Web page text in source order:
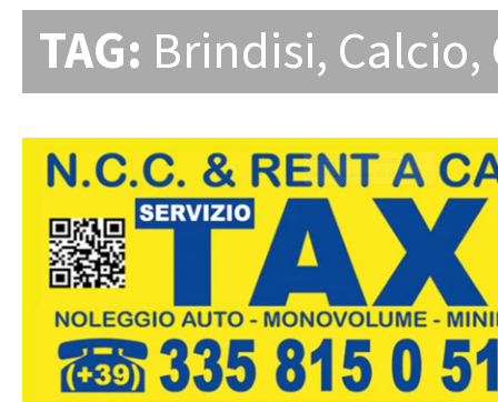
TAG: Brindisi, Calcio,